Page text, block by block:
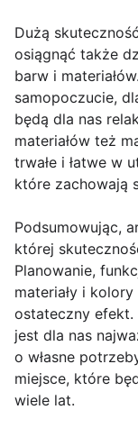
Dużą
osiągnąć także
barw i
samopoczucie,
będą dla nas
materiałów też
trwałe i łatwe w
które zachowają
Podsumowując,
której
Planowanie,
materiały i
ostateczny
jest dla nas
o własne
miejsce, które
wiele lat.